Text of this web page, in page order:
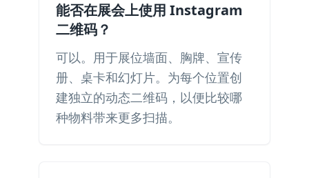
能否在展会上使用 Instagram
二维码？
可以。用于展位墙面、胸牌、宣传
册、桌卡和幻灯片。为每个位置创
建独立的动态二维码，以便比较哪
种物料带来更多扫描。